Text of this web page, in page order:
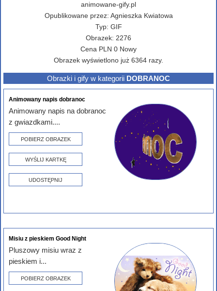
animowane-gify.pl
Opublikowane przez: Agnieszka Kwiatowa
Typ: GIF
Obrazek: 2276
Cena PLN 0 Nowy
Obrazek wyświetlono już 6364 razy.
Obrazki i gify w kategorii DOBRANOC
Animowany napis dobranoc
Animowany napis na dobranoc
z gwiazdkami....
POBIERZ OBRAZEK
WYŚLIJ KARTKĘ
UDOSTĘPNIJ
Misiu z pieskiem Good Night
Pluszowy misiu wraz z
pieskiem i...
POBIERZ OBRAZEK